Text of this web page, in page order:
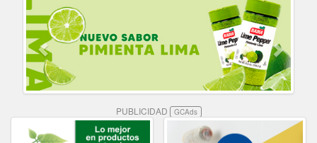
PUBLICIDAD GCAds